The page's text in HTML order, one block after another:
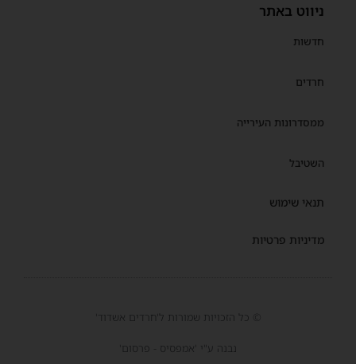
ניווט באתר
חדשות
חרדים
ממסדרונות העירייה
השטיבל
תנאי שימוש
מדיניות פרטיות
© כל הזכויות שמורות ל'חרדים אשדוד'
נבנה ע"י 'אמפסיס - פרסום'